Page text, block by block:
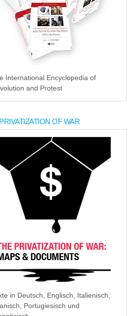
International Encyclopedia of
and Protest
OF WAR
in Deutsch, Englisch, Italienisch,
Portugiesisch und